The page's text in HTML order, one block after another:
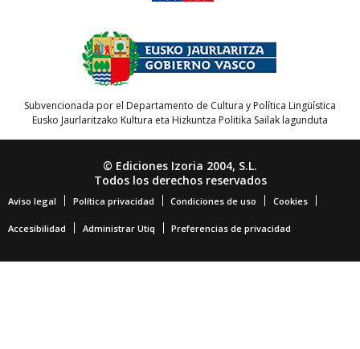
Subvencionada por el Departamento de Cultura y Política Lingüística
Eusko Jaurlaritzako Kultura eta Hizkuntza Politika Sailak lagunduta
© Ediciones Izoria 2004, S.L.
Todos los derechos reservados
Aviso legal Política privacidad Condiciones de uso Cookies
Accesibilidad Administrar Utiq Preferencias de privacidad